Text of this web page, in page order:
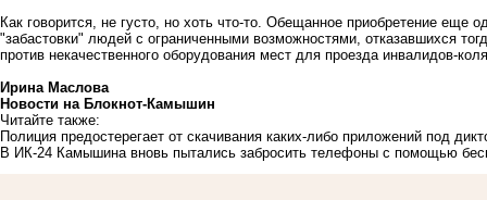
Как говорится, не густо, но хоть что-то. Обещанное приобретение еще
"забастовки" людей с ограниченными возможностями, отказавшихся
против некачественного оборудования мест для проезда инвалидов-
Ирина Маслова
Новости на Блoкнoт-Камышин
Читайте также:
Полиция предостерегает от скачивания каких-либо приложений под
В ИК-24 Камышина вновь пытались забросить телефоны с помощью